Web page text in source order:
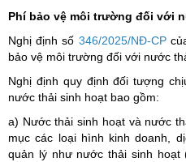
Phí bảo vệ môi trường đối với
Nghị định số 346/2025/NĐ-CP
bảo vệ môi trường đối với nước
Nghị định quy định đối tượng
nước thải sinh hoạt bao gồm:
a) Nước thải sinh hoạt và nước
mục các loại hình kinh doanh,
quản lý như nước thải sinh